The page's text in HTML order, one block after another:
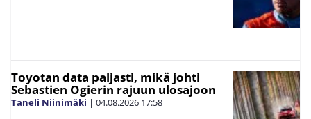
Toyotan data paljasti, mikä johti
Sebastien Ogierin rajuun ulosajoon
Taneli Niinimäki | 04.08.2026 17:58